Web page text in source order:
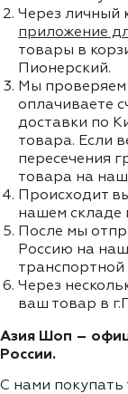
Через личный
приложение
товары в
Пионерский.
Мы проверяем
оплачиваете
доставки по
товара. Если
пересечения
товара на наш
Происходит
нашем складе
После мы
Россию на
Через
ваш товар в
Азия Шоп –
России.
С нами покупать